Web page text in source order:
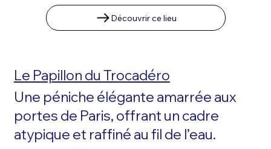
Découvrir ce lieu
Le Papillon du Trocadéro
Une péniche élégante amarrée aux
portes de Paris, offrant un cadre
atypique et raffiné au fil de l’eau.